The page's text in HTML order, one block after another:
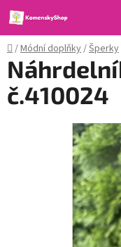
Přejít
na
obsah
Domů
/Módní doplňky/Šperky
č.410024